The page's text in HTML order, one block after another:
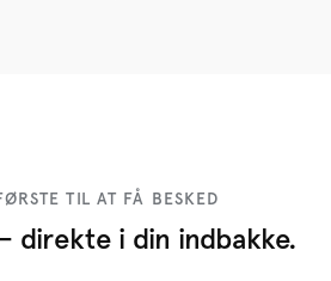
TIL AT FÅ BESKED
direkte i din indbakke.